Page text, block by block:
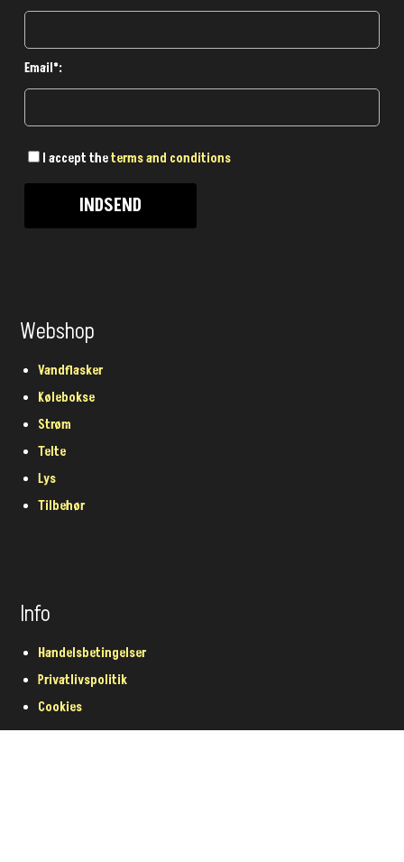
Email*:
I accept theterms and conditions
Webshop
Vandflasker
Kølebokse
Strøm
Telte
Lys
Tilbehør
Info
Handelsbetingelser
Privatlivspolitik
Cookies